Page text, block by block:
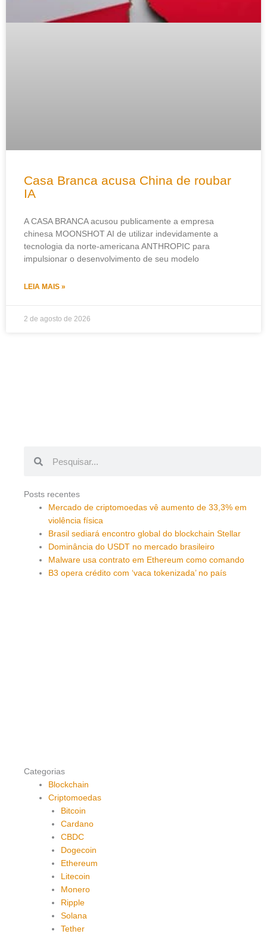
Casa Branca acusa China de roubar
IA
A CASA BRANCA acusou publicamente a empresa
chinesa MOONSHOT AI de utilizar indevidamente a
tecnologia da norte-americana ANTHROPIC para
impulsionar o desenvolvimento de seu modelo
LEIA MAIS »
2 de agosto de 2026
Posts recentes
Mercado de criptomoedas vê aumento de 33,3% em
violência física
Brasil sediará encontro global do blockchain Stellar
Dominância do USDT no mercado brasileiro
Malware usa contrato em Ethereum como comando
B3 opera crédito com ‘vaca tokenizada’ no país
Categorias
Blockchain
Criptomoedas
Bitcoin
Cardano
CBDC
Dogecoin
Ethereum
Litecoin
Monero
Ripple
Solana
Tether